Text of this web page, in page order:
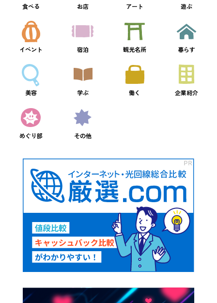
食べる お店 アート 遊ぶ
イベント 宿泊 観光名所 暮らす
美容 学ぶ 働く 企業紹介
めぐり部 その他